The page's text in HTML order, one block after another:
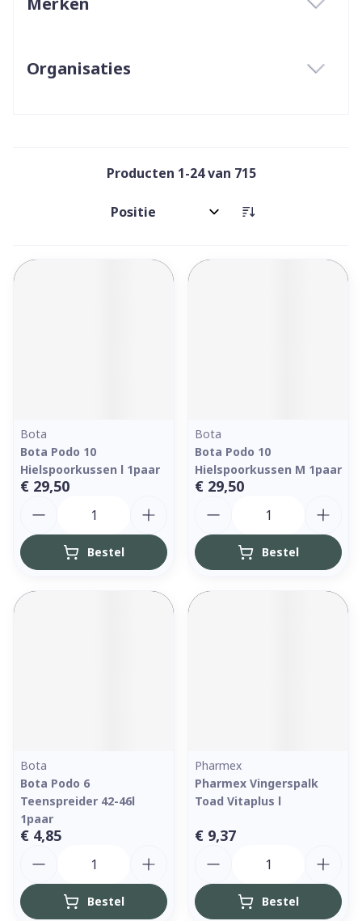
Organisaties
Producten 1-24van 715
Sorteer op:
Bota
Bota Podo 10
Hielspoorkussen l 1paar
€ 29,50
Bestel
Bota
Bota Podo 10
Hielspoorkussen M 1paar
€ 29,50
Bestel
Bota
Bota Podo 6
Teenspreider 42-46l
1paar
€ 4,85
Bestel
Pharmex
Pharmex Vingerspalk
Toad Vitaplus l
€ 9,37
Bestel